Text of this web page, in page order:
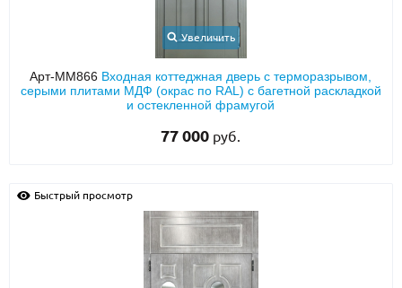
Увеличить
Арт-ММ866 Входная коттеджная дверь с терморазрывом,
серыми плитами МДФ (окрас по RAL) с багетной раскладкой
и остекленной фрамугой
77 000 руб.
Быстрый просмотр